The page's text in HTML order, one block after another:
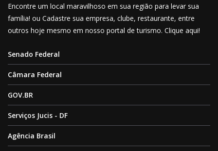
Encontre um local maravilhoso em sua região para levar sua
família! ou Cadastre sua empresa, clube, restaurante, entre
outros hoje mesmo em nosso portal de turismo. Clique aqui!
Senado Federal
Câmara Federal
GOV.BR
Serviços Jucis - DF
Agência Brasil